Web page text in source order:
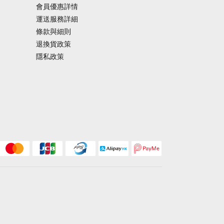
會員優惠詳情
運送服務詳細
條款與細則
退換貨政策
隱私政策